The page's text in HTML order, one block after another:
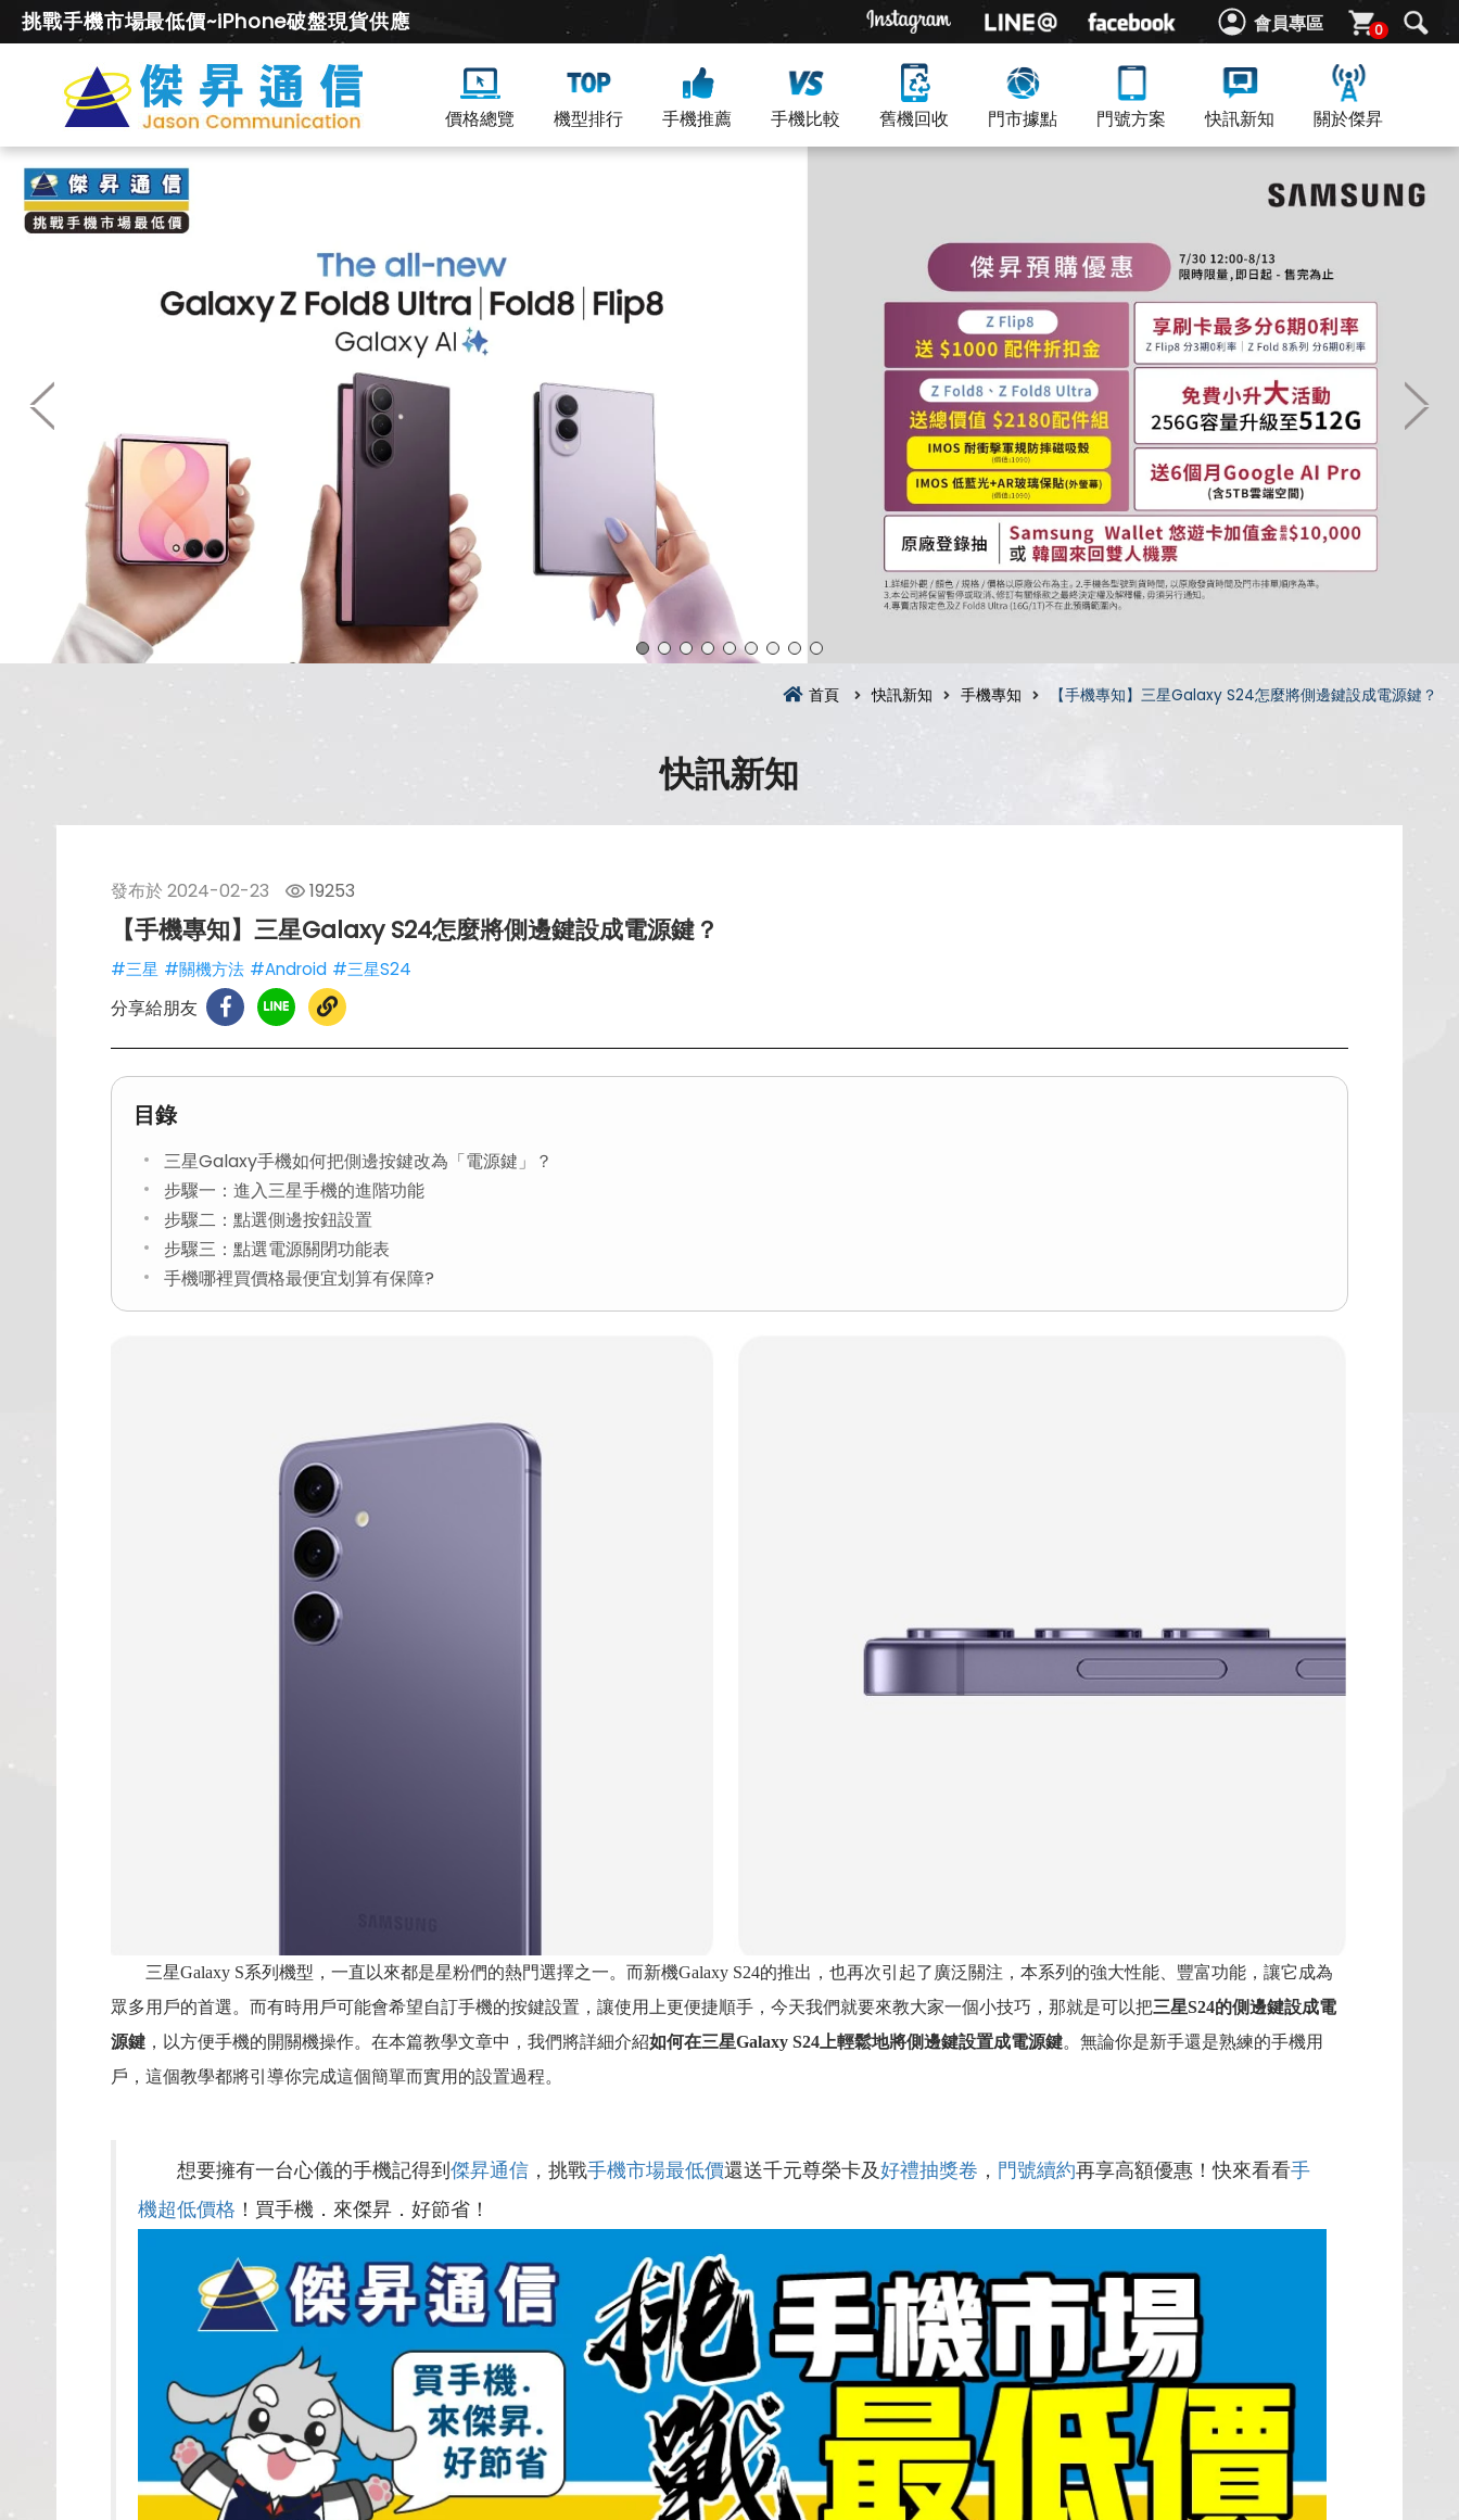
會員專區 0
挑戰手機市場最低價~iPhone破盤現貨供應
價格總覽 機型排行 手機推薦 手機比較 舊機回收 門市據點 門號方案 快訊新知 關於傑昇
首頁 快訊新知 手機專知 【手機專知】三星Galaxy S24怎麼將側邊鍵設成電源鍵？
快訊新知
發布於 2024-02-23 19253
【手機專知】三星Galaxy S24怎麼將側邊鍵設成電源鍵？
#三星 #關機方法 #Android #三星S24
分享給朋友
目錄
三星Galaxy手機如何把側邊按鍵改為「電源鍵」？
步驟一：進入三星手機的進階功能
步驟二：點選側邊按鈕設置
步驟三：點選電源關閉功能表
手機哪裡買價格最便宜划算有保障?
三星Galaxy S系列機型，一直以來都是星粉們的熱門選擇之一。而新機Galaxy S24的推出，也再次引起了廣泛關注，本系列的強大性能、豐富功能，讓它成為
眾多用戶的首選。而有時用戶可能會希望自訂手機的按鍵設置，讓使用上更便捷順手，今天我們就要來教大家一個小技巧，那就是可以把三星S24的側邊鍵設成電
源鍵 ，以方便手機的開關機操作。在本篇教學文章中，我們將詳細介紹如何在三星Galaxy S24上輕鬆地將側邊鍵設置成電源鍵。無論你是新手還是熟練的手機用
戶，這個教學都將引導你完成這個簡單而實用的設置過程。
想要擁有一台心儀的手機記得到 傑昇通信 ，挑戰手機市場最低價還送千元尊榮卡及好禮抽獎卷 ， 門號續約再享高額優惠！快來看看手
機超低價格 ！買手機．來傑昇．好節省！